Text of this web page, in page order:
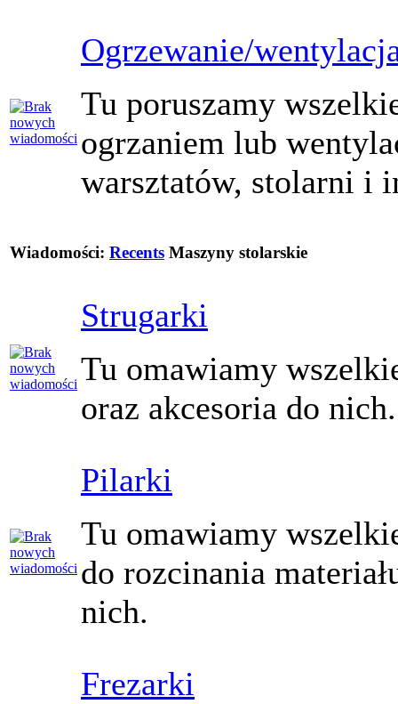
Ogrzewanie/
Tu poruszamy
ogrzaniem lub
warsztatów, stolarni i
Wiadomości: Recents Maszyny stolarskie
Strugarki
Tu omawiamy
oraz akcesoria do nich.
Pilarki
Tu omawiamy
do rozcinania
nich.
Frezarki